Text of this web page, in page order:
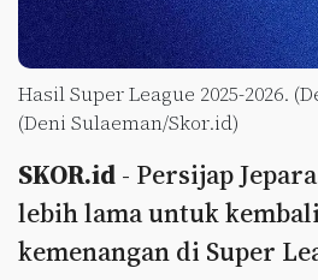
Hasil Super League 2025-2026.
(Deni Sulaeman/Skor.id)
SKOR.id - Persijap
lebih lama untuk
kemenangan di Super